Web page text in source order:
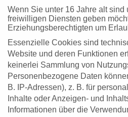
BLOGREIHE Aus der Krise
Digital Business Use Cases
Einzelhandel
Michaela Dinkelacker
30. März 2020
Digital Blog
Wenn Sie unter 16 Jahre alt sind
freiwilligen Diensten geben
Erziehungsberechtigten um
Essenzielle Cookies sind
Website und deren Funktionen
keinerlei Sammlung von
Personenbezogene Daten
B. IP-Adressen), z. B. für
Inhalte oder Anzeigen- und
Informationen über die